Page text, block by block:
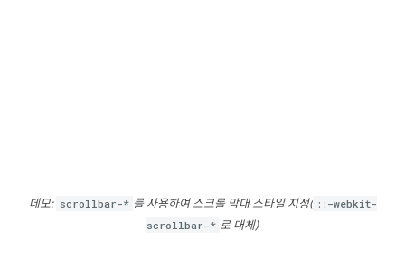
데모: scrollbar-* 를 사용하여 스크롤 막대 스타일 지정( ::-webkit-
scrollbar-* 로 대체)